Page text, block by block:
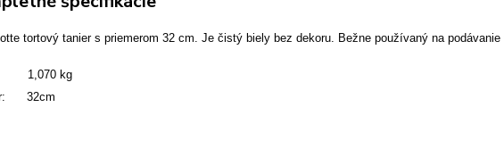
tortový tanier s priemerom 32 cm. Je čistý biely bez dekoru. Bežne používaný na
1,070 kg
32cm